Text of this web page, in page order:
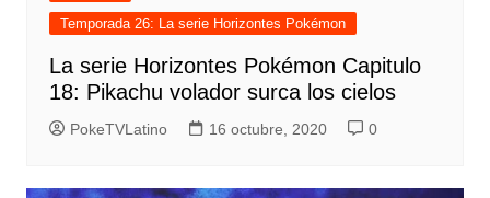
Temporada 26: La serie Horizontes Pokémon
La serie Horizontes Pokémon Capitulo
18: Pikachu volador surca los cielos
PokeTVLatino 16 octubre, 2020 0